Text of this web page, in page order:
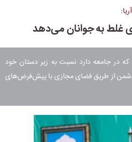
به جوانان می‌دهد
در جامعه دارد نسبت به زیر دستان خود
دشمن از طریق فضای مجازی با پیش‌فرض‌های